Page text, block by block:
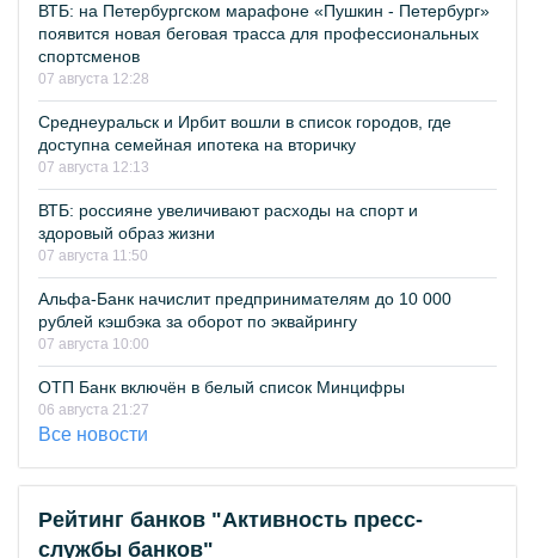
ВТБ: на Петербургском марафоне «Пушкин - Петербург»
появится новая беговая трасса для профессиональных
спортсменов
07 августа 12:28
Среднеуральск и Ирбит вошли в список городов, где
доступна семейная ипотека на вторичку
07 августа 12:13
ВТБ: россияне увеличивают расходы на спорт и
здоровый образ жизни
07 августа 11:50
Альфа-Банк начислит предпринимателям до 10 000
рублей кэшбэка за оборот по эквайрингу
07 августа 10:00
ОТП Банк включён в белый список Минцифры
06 августа 21:27
Все новости
Рейтинг банков "Активность пресс-
службы банков"